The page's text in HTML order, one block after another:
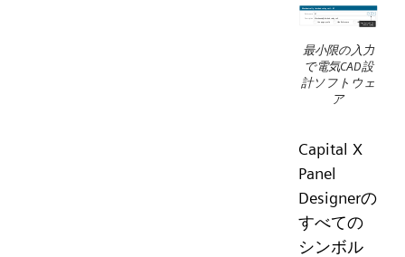
最小限の入力
で電気CAD設
計ソフトウェ
ア
Capital X
Panel
Designerの
すべての
シンボル